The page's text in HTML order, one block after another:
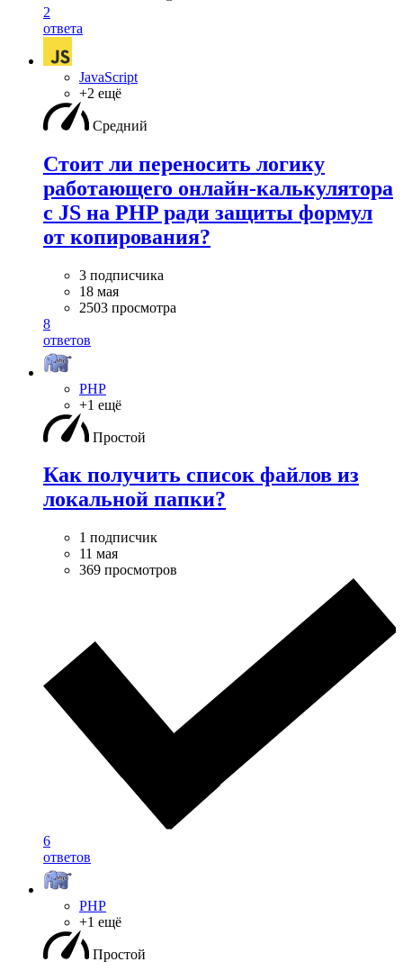
2
ответа
JavaScript
+2 ещё
Средний
Стоит ли переносить логику
работающего онлайн-калькулятора
с JS на PHP ради защиты формул
от копирования?
3 подписчика
18 мая
2503 просмотра
8
ответов
PHP
+1 ещё
Простой
Как получить список файлов из
локальной папки?
1 подписчик
11 мая
369 просмотров
6
ответов
PHP
+1 ещё
Простой